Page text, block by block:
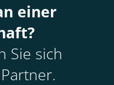
einer
Sie sich